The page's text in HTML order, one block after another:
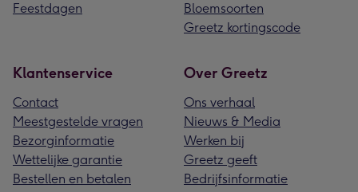
Feestdagen
Bloemsoorten
Greetz kortingscode
Klantenservice
Contact
Meestgestelde vragen
Bezorginformatie
Wettelijke garantie
Bestellen en betalen
Over Greetz
Ons verhaal
Nieuws & Media
Werken bij
Greetz geeft
Bedrijfsinformatie